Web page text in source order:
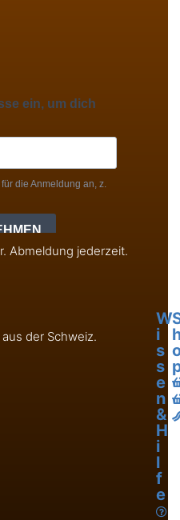
Abmeldung jederzeit.
der Schweiz.
W
i
s
s
e
n
&
H
i
l
f
e